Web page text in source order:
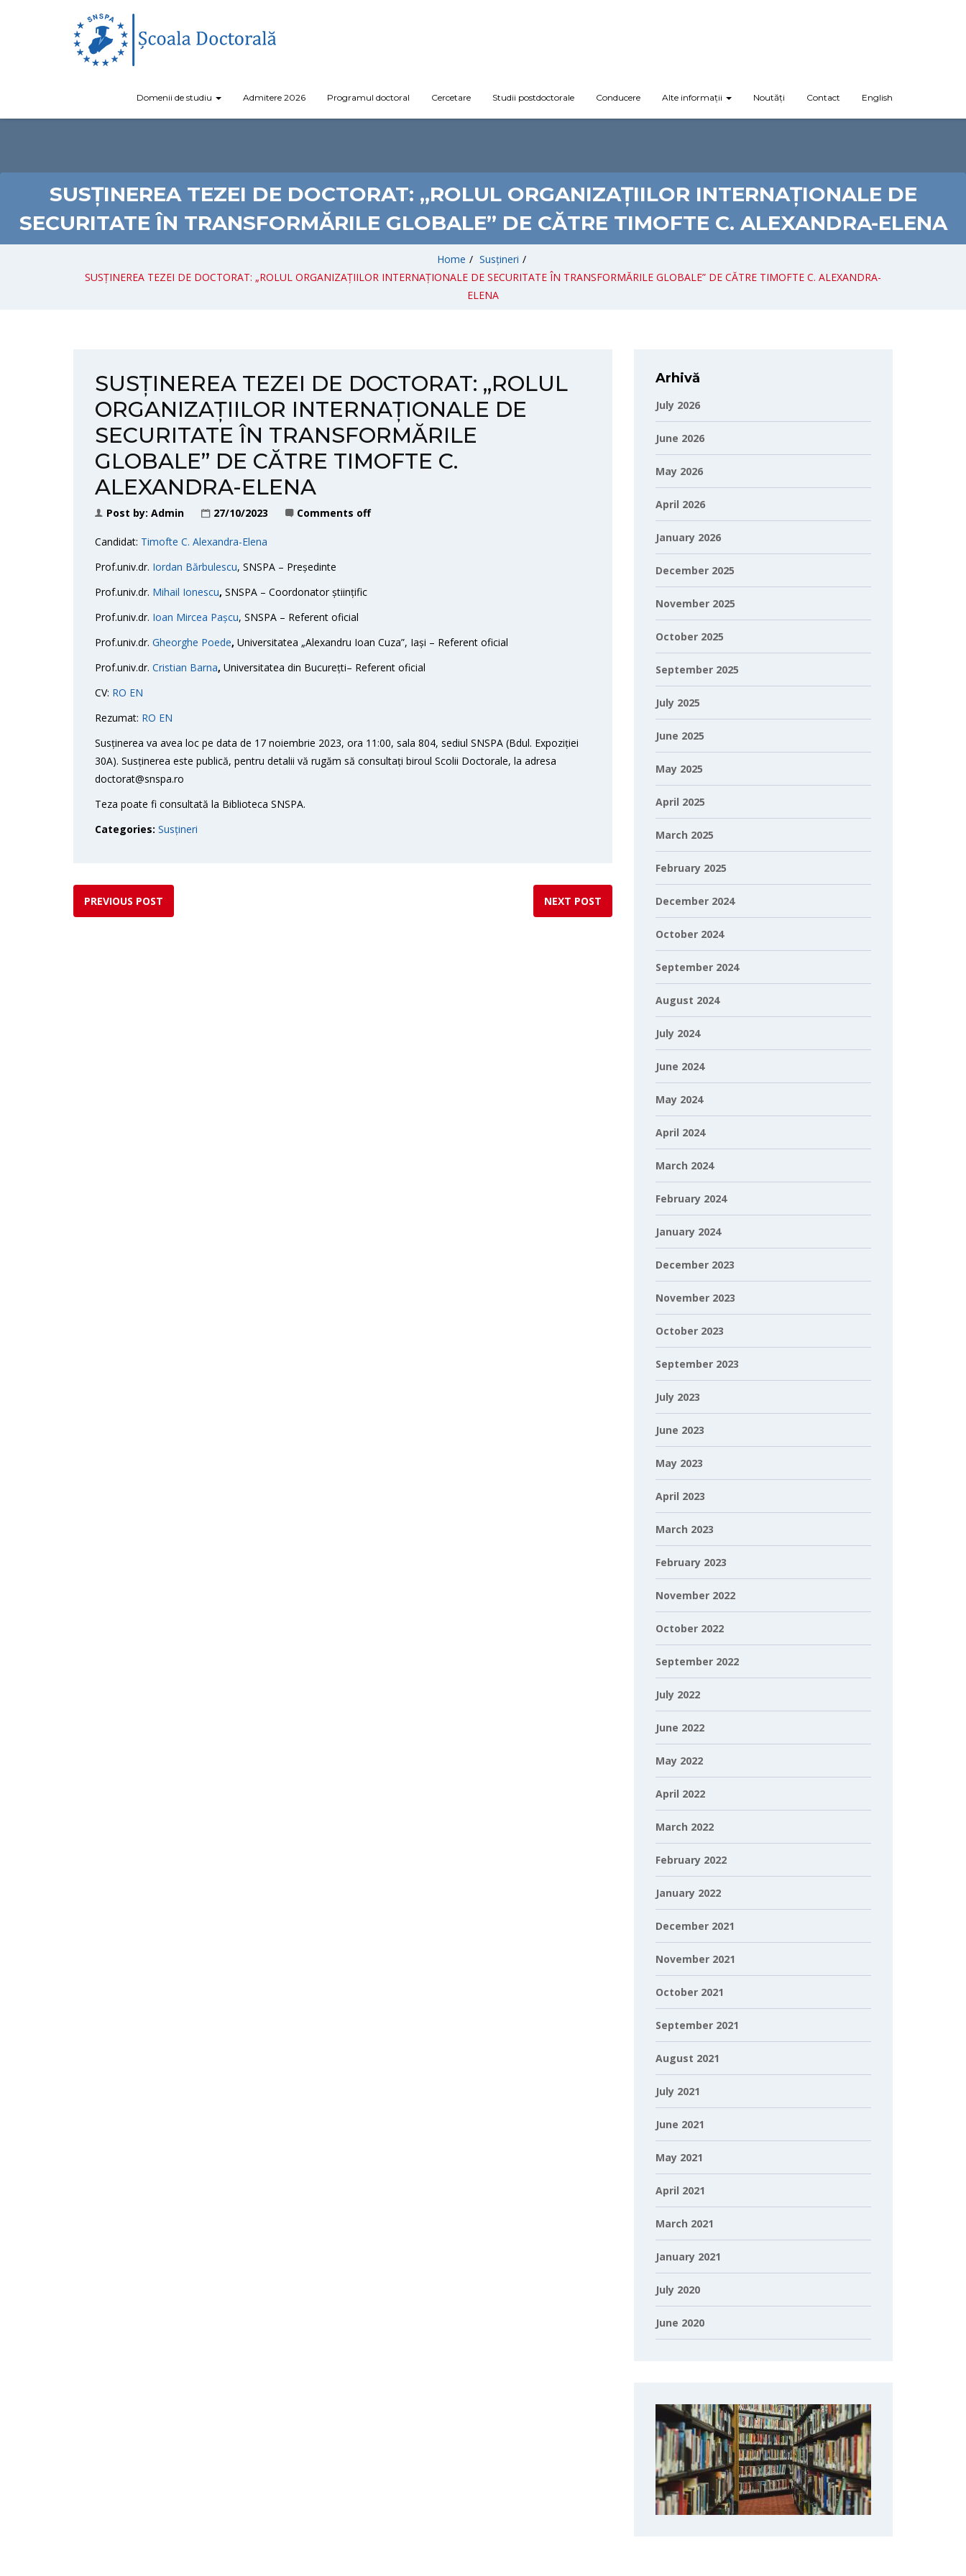
Domenii de studiu Admitere 2026 Programul doctoral Cercetare Studii postdoctorale Conducere Alte informații Noutăți Contact English
SUSȚINEREA TEZEI DE DOCTORAT: „ROLUL ORGANIZAȚIILOR INTERNAȚIONALE DE
SECURITATE ÎN TRANSFORMĂRILE GLOBALE” DE CĂTRE TIMOFTE C. ALEXANDRA-ELENA
Home / Susțineri /
SUSȚINEREA TEZEI DE DOCTORAT: „ROLUL ORGANIZAȚIILOR INTERNAȚIONALE DE SECURITATE ÎN TRANSFORMĂRILE GLOBALE” DE CĂTRE TIMOFTE C. ALEXANDRA-
ELENA
SUSȚINEREA TEZEI DE DOCTORAT: „ROLUL
ORGANIZAȚIILOR INTERNAȚIONALE DE
SECURITATE ÎN TRANSFORMĂRILE
GLOBALE” DE CĂTRE TIMOFTE C.
ALEXANDRA-ELENA
Post by: Admin 27/10/2023 Comments off
Candidat: Timofte C. Alexandra-Elena
Prof.univ.dr. Iordan Bărbulescu, SNSPA – Președinte
Prof.univ.dr. Mihail Ionescu, SNSPA – Coordonator științific
Prof.univ.dr. Ioan Mircea Pașcu, SNSPA – Referent oficial
Prof.univ.dr. Gheorghe Poede, Universitatea „Alexandru Ioan Cuza”, Iași – Referent oficial
Prof.univ.dr. Cristian Barna, Universitatea din Bucurețti– Referent oficial
CV: RO EN
Rezumat: RO EN
Susținerea va avea loc pe data de 17 noiembrie 2023, ora 11:00, sala 804, sediul SNSPA (Bdul. Expoziției
30A). Susținerea este publică, pentru detalii vă rugăm să consultați biroul Scolii Doctorale, la adresa
doctorat@snspa.ro
Teza poate fi consultată la Biblioteca SNSPA.
Categories: Susțineri
PREVIOUS POST NEXT POST
Arhivă
July 2026
June 2026
May 2026
April 2026
January 2026
December 2025
November 2025
October 2025
September 2025
July 2025
June 2025
May 2025
April 2025
March 2025
February 2025
December 2024
October 2024
September 2024
August 2024
July 2024
June 2024
May 2024
April 2024
March 2024
February 2024
January 2024
December 2023
November 2023
October 2023
September 2023
July 2023
June 2023
May 2023
April 2023
March 2023
February 2023
November 2022
October 2022
September 2022
July 2022
June 2022
May 2022
April 2022
March 2022
February 2022
January 2022
December 2021
November 2021
October 2021
September 2021
August 2021
July 2021
June 2021
May 2021
April 2021
March 2021
January 2021
July 2020
June 2020